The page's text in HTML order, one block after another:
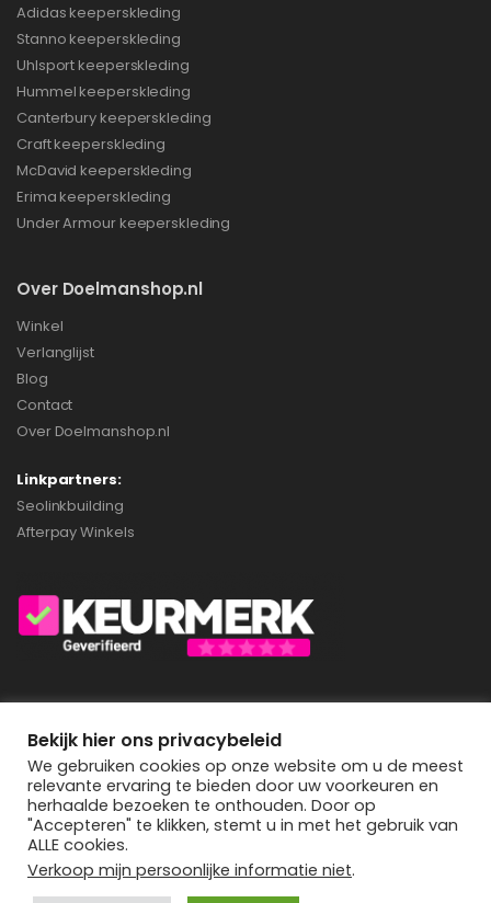
Adidas keeperskleding
Stanno keeperskleding
Uhlsport keeperskleding
Hummel keeperskleding
Canterbury keeperskleding
Craft keeperskleding
McDavid keeperskleding
Erima keeperskleding
Under Armour keeperskleding
Over Doelmanshop.nl
Winkel
Verlanglijst
Blog
Contact
Over Doelmanshop.nl
Linkpartners:
Seolinkbuilding
Afterpay Winkels
Privacybeleid
Doelmanshop.nl © 2022. All Rights Reserved
Bekijk hier ons privacybeleid
We gebruiken cookies op onze website om u de meest
relevante ervaring te bieden door uw voorkeuren en
herhaalde bezoeken te onthouden. Door op
"Accepteren" te klikken, stemt u in met het gebruik van
ALLE cookies.
Verkoop mijn persoonlijke informatie niet.